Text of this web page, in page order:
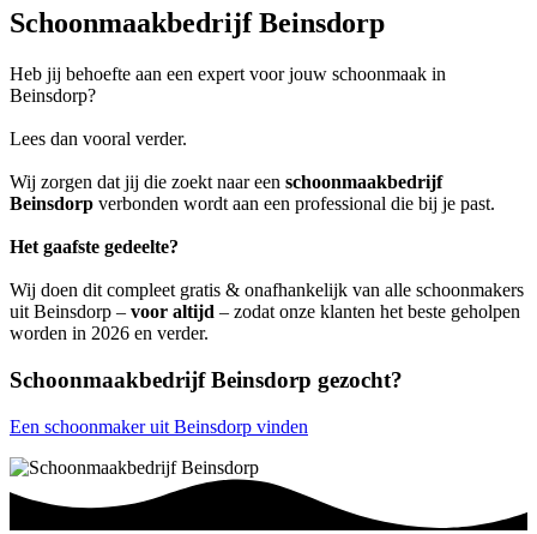
Schoonmaakbedrijf Beinsdorp
Heb jij behoefte aan een expert voor jouw schoonmaak in
Beinsdorp?
Lees dan vooral verder.
Wij zorgen dat jij die zoekt naar een schoonmaakbedrijf
Beinsdorp verbonden wordt aan een professional die bij je past.
Het gaafste gedeelte?
Wij doen dit compleet gratis & onafhankelijk van alle schoonmakers
uit Beinsdorp – voor altijd – zodat onze klanten het beste geholpen
worden in 2026 en verder.
Schoonmaakbedrijf Beinsdorp gezocht?
Een schoonmaker uit Beinsdorp vinden